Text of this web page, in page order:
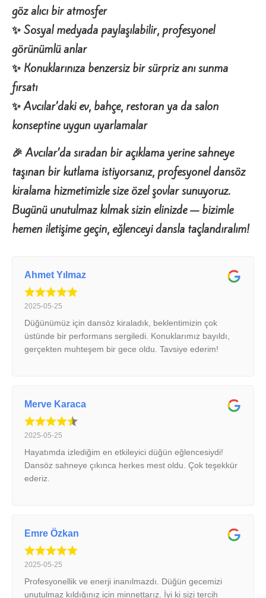
göz alıcı bir atmosfer
✨ Sosyal medyada paylaşılabilir, profesyonel
görünümlü anlar
✨ Konuklarınıza benzersiz bir sürpriz anı sunma
fırsatı
✨ Avcılar’daki ev, bahçe, restoran ya da salon
konseptine uygun uyarlamalar
🎉 Avcılar’da sıradan bir açıklama yerine sahneye
taşınan bir kutlama istiyorsanız, profesyonel dansöz
kiralama hizmetimizle size özel şovlar sunuyoruz.
Bugünü unutulmaz kılmak sizin elinizde — bizimle
hemen iletişime geçin, eğlenceyi dansla taçlandıralım!
Ahmet Yılmaz
2025-05-25
Düğünümüz için dansöz kiraladık, beklentimizin çok
üstünde bir performans sergiledi. Konuklarımız bayıldı,
gerçekten muhteşem bir gece oldu. Tavsiye ederim!
Merve Karaca
2025-05-25
Hayatımda izlediğim en etkileyici düğün eğlencesiydi!
Dansöz sahneye çıkınca herkes mest oldu. Çok teşekkür
ederiz.
Emre Özkan
2025-05-25
Profesyonellik ve enerji inanılmazdı. Düğün gecemizi
unutulmaz kıldığınız için minnettarız. İyi ki sizi tercih